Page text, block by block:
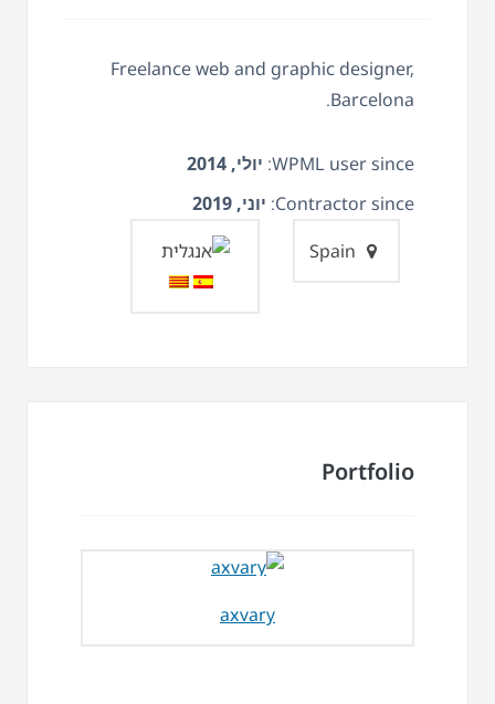
Freelance web and graphic designer,
Barcelona.
WPML user since: יולי, 2014
Contractor since: יוני, 2019
Portfolio
axvary